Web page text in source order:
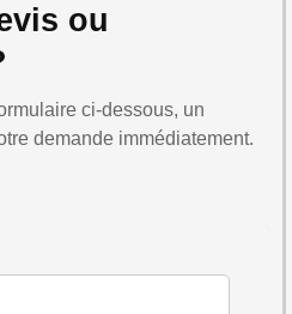
ou
ci-dessous, un
demande immédiatement.